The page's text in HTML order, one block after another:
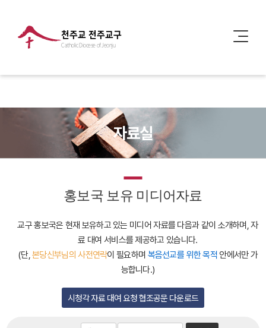
천주교 전주교구
Catholic Diocese of Jeonju
자료실
홍보국 보유 미디어자료
교구 홍보국은 현재 보유하고 있는 미디어 자료를 다음과 같이 소개하며, 자
료 대여 서비스를 제공하고 있습니다.
(단,본당신부님의 사전연락이 필요하며 복음선교를 위한 목적안에서만 가
능합니다.)
시청각 자료 대여 요청 협조공문 다운로드